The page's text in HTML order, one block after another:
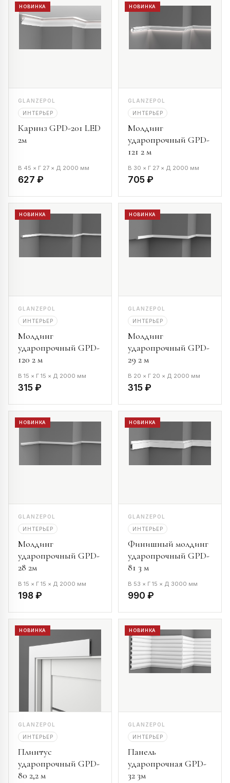
НОВИНКА
GLANZEPOL
ИНТЕРЬЕР
Карниз GPD-201 LED
2м
В 45 × Г 27 × Д 2000 мм
627 ₽
НОВИНКА
GLANZEPOL
ИНТЕРЬЕР
Молдинг
ударопрочный GPD-
121 2 м
В 30 × Г 27 × Д 2000 мм
705 ₽
НОВИНКА
GLANZEPOL
ИНТЕРЬЕР
Молдинг
ударопрочный GPD-
120 2 м
В 15 × Г 15 × Д 2000 мм
315 ₽
НОВИНКА
GLANZEPOL
ИНТЕРЬЕР
Молдинг
ударопрочный GPD-
29 2 м
В 20 × Г 20 × Д 2000 мм
315 ₽
НОВИНКА
GLANZEPOL
ИНТЕРЬЕР
Молдинг
ударопрочный GPD-
28 2м
В 15 × Г 15 × Д 2000 мм
198 ₽
НОВИНКА
GLANZEPOL
ИНТЕРЬЕР
Финишный молдинг
ударопрочный GPD-
81 3 м
В 53 × Г 15 × Д 3000 мм
990 ₽
НОВИНКА
GLANZEPOL
ИНТЕРЬЕР
Плинтус
ударопрочный GPD-
80 2,2 м
НОВИНКА
GLANZEPOL
ИНТЕРЬЕР
Панель
ударопрочная GPD-
32 3м